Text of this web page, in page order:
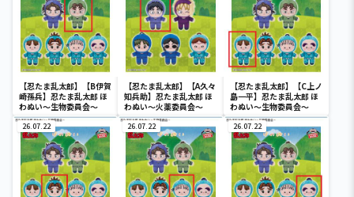
【忍たま乱太郎】【B伊賀
崎孫兵】忍たま乱太郎 ほ
わぬい～生物委員会～
【忍たま乱太郎】【A久々
知兵助】忍たま乱太郎 ほ
わぬい～火薬委員会～
【忍たま乱太郎】【C上ノ
島一平】忍たま乱太郎 ほ
わぬい～生物委員会～
26.07.22 26.07.22 26.07.22